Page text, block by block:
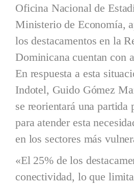
Oficina Nacional de
Ministerio de Economía,
los destacamentos en la
Dominicana cuentan con
En respuesta a esta
Indotel, Guido Gómez
se reorientará una partida
para atender esta
en los sectores más
«El 25% de los
conectividad, lo que limita